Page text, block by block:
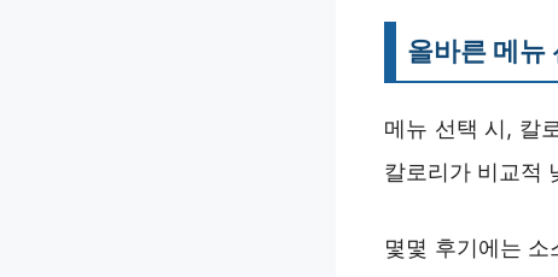
올바른 메뉴
메뉴 선택 시, 칼
칼로리가 비교적
몇몇 후기에는